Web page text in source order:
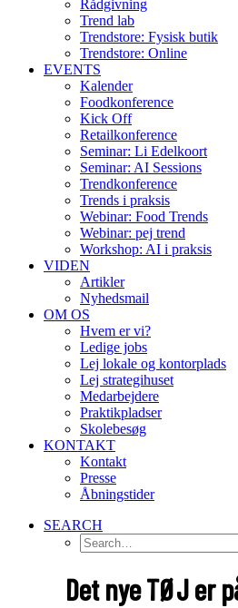
Rådgivning
Trend lab
Trendstore: Fysisk butik
Trendstore: Online
EVENTS
Kalender
Foodkonference
Kick Off
Retailkonference
Seminar: Li Edelkoort
Seminar: AI Sessions
Trendkonference
Trends i praksis
Webinar: Food Trends
Webinar: pej trend
Workshop: AI i praksis
VIDEN
Artikler
Nyhedsmail
OM OS
Hvem er vi?
Ledige jobs
Lej lokale og kontorplads
Lej strategihuset
Medarbejdere
Praktikpladser
Skolebesøg
KONTAKT
Kontakt
Presse
Åbningstider
SEARCH
Det nye TØJ er